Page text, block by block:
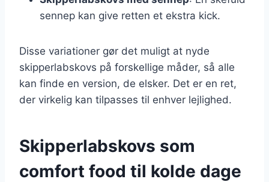
sennep kan give retten et ekstra kick.
Disse variationer gør det muligt at nyde
skipperlabskovs på forskellige måder, så alle
kan finde en version, de elsker. Det er en ret,
der virkelig kan tilpasses til enhver lejlighed.
Skipperlabskovs som
comfort food til kolde dage